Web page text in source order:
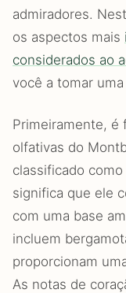
admiradores.
os aspectos mais
considerados ao
você a tomar
Primeiramente, é
olfativas do
classificado
significa que ele
com uma base
incluem
proporcionam
As notas de